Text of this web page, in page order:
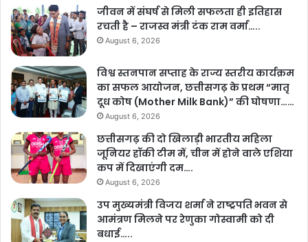
जीवन में संघर्ष से मिली सफलता ही इतिहास
रचती है – राजस्व मंत्री टंक राम वर्मा…..
August 6, 2026
विश्व स्तनपान सप्ताह के राज्य स्तरीय कार्यक्रम
का सफल आयोजन, छत्तीसगढ़ के प्रथम “मातृ
दूध कोष (Mother Milk Bank)” की घोषणा……
August 6, 2026
छत्तीसगढ़ की दो खिलाड़ी भारतीय महिला
जूनियर हॉकी टीम में, चीन में होने वाले एशिया
कप में दिखाएंगी दम….
August 6, 2026
उप मुख्यमंत्री विजय शर्मा ने राष्ट्रपति भवन से
आमंत्रण मिलने पर रेणुका गोस्वामी को दी
बधाई…..